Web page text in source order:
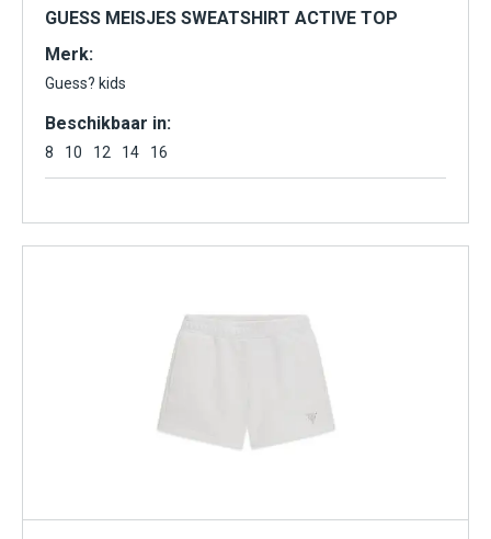
GUESS MEISJES SWEATSHIRT ACTIVE TOP
Merk:
Guess? kids
Beschikbaar in:
8 10 12 14 16